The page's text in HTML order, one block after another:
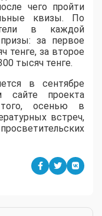
чего пройти
квизы. По
в каждой
за первое
тенге, за второе
тысяч тенге.
в сентябре
сайте проекта
осенью в
встреч,